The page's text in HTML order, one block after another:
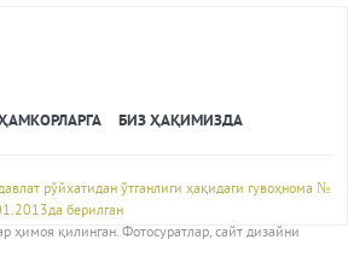
БИЗ ҲАҚИМИЗДА
рўйхатидан ўтганлиги ҳақидаги гувоҳнома №
берилган
қилинган. Фотосуратлар, сайт дизайни